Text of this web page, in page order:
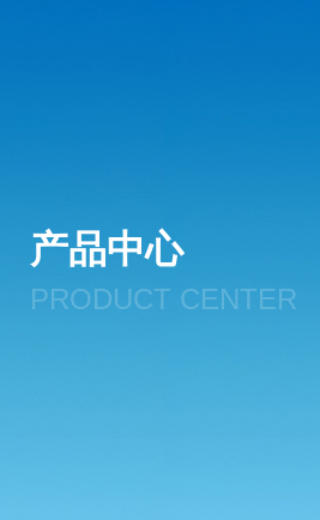
产品中心
PRODUCT CENTER